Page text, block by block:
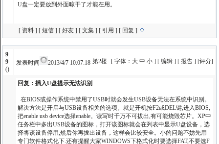
U盘一定要放到外面晾干了才能在用。
[ 资料 ] [ 短信 ] [ 好友 ] [ 文集 ] [ 引用 ] [ 回复 ]
9
9
()
发表时间 2013/4/7 10:07:18 第2楼 [ 字体： 大 中 小 ] [ 编辑 ] [ 报告 ] [评分]
回复：插入U盘提示无法识别
在BIOS或操作系统中禁用了USB时就会发生USB设备无法在系统中识别。
解决方法是开启与USB设备相关的选项。就是开机按F2或DEL键,进入BIOS,
把enable usb device选择enable。读写时千万不可拔出,有可能烧毁芯片。XP中
任务栏中多出USB设备的图标，打开该图标就会在列表中显示U盘设备，选
择将该设备停用,然后你再拔出设备，这样会比较安全。小的问题不妨先用
专门软件格式化下.还有提醒大家WINDOWS下格式化时要选择FAT,不要选F